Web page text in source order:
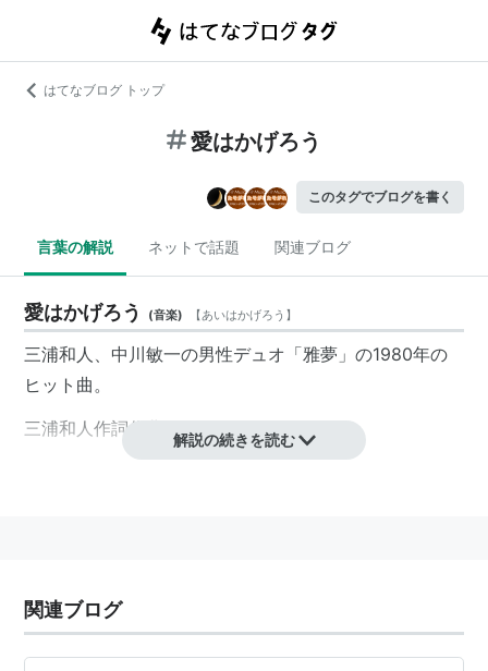
はてなブログ トップ
愛はかげろう
このタグでブログを書く
言葉の解説 ネットで話題 関連ブログ
愛はかげろう (音楽) 【あいはかげろう 】
三浦和人、中川敏一の男性デュオ「雅夢 」の1980年の
ヒット曲。
三浦和人作詞作曲。
解説の続きを読む
関連ブログ